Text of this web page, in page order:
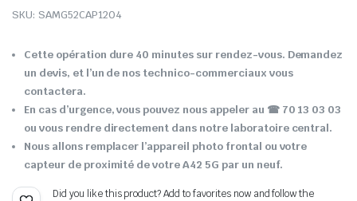
SKU: SAMG52CAP1204
Cette opération dure 40 minutes sur rendez-vous. Demandez
un devis, et l’un de nos technico-commerciaux vous
contactera.
En cas d’urgence, vous pouvez nous appeler au ☎ 70 13 03 03
ou vous rendre directement dans notre laboratoire central.
Nous allons remplacer l’appareil photo frontal ou votre
capteur de proximité de votre A42 5G par un neuf.
Did you like this product? Add to favorites now and follow the